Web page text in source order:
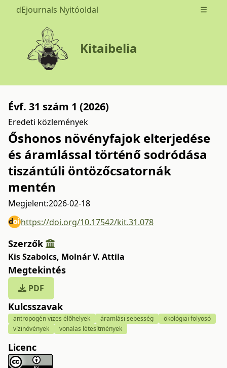
dEjournals Nyitóoldal Open
Kitaibelia
Évf. 31 szám 1 (2026)
Eredeti közlemények
Őshonos növényfajok elterjedése
és áramlással történő sodródása
tiszántúli öntözőcsatornák
mentén
Megjelent:2026-02-18
https://doi.org/10.17542/kit.31.078
Szerzők
Kis Szabolcs, Molnár V. Attila
Megtekintés
PDF
Kulcsszavak
antropogén vizes élőhelyek áramlási sebesség
ökológiai folyosó
vízinövények
vonalas létesítmények
Licenc